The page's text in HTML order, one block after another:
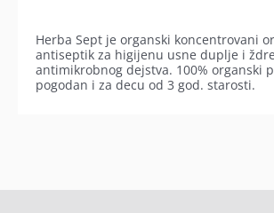
Herba Sept je organski koncentrovani
antiseptik za higijenu usne duplje i
antimikrobnog dejstva. 100% organski
pogodan i za decu od 3 god. starosti.